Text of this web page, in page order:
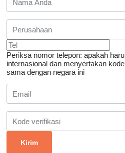
Periksa nomor telepon: apakah
internasional dan menyertakan
sama dengan negara ini